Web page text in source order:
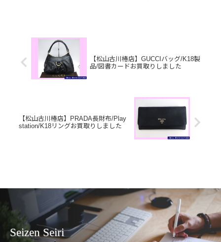
【松山古川椿店】GUCCIバッグ/K18製
品/図書カードお買取りしました
【松山古川椿店】PRADA長財布/Play
station/K18リングお買取りしました
Seizen Seiri